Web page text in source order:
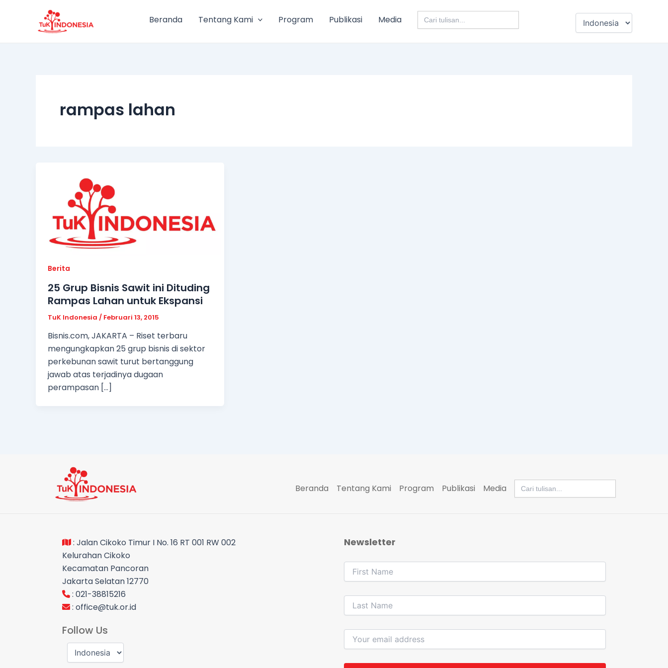
Beranda Tentang Kami Program Publikasi Media Search
for:
rampas lahan
Berita
25 Grup Bisnis Sawit ini Dituding
Rampas Lahan untuk Ekspansi
TuK Indonesia / Februari 13, 2015
Bisnis.com, JAKARTA – Riset terbaru
mengungkapkan 25 grup bisnis di sektor
perkebunan sawit turut bertanggung
jawab atas terjadinya dugaan
perampasan […]
Beranda Tentang Kami Program Publikasi Media Search
for:
: Jalan Cikoko Timur I No. 16 RT 001 RW 002
Kelurahan Cikoko
Kecamatan Pancoran
Jakarta Selatan 12770
: 021-38815216
: office@tuk.or.id
Follow Us
Newsletter